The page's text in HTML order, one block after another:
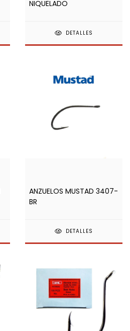
NIQUELADO
DETALLES
ANZUELOS MUSTAD 3407-
BR
DETALLES